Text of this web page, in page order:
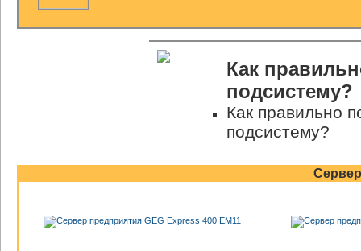
Как
подсистему?
Как правильно
подсистему?